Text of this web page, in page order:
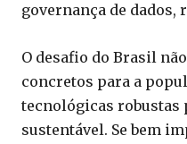
governança de
O desafio do Brasil
concretos para a
tecnológicas robustas
sustentável. Se bem